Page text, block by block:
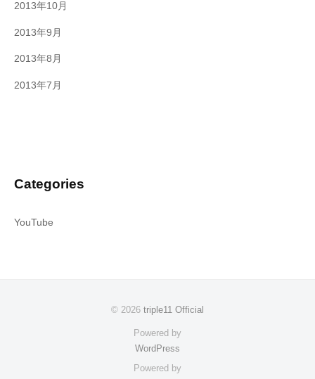
2013年10月
2013年9月
2013年8月
2013年7月
Categories
YouTube
© 2026 triple11 Official
Powered by
WordPress
Powered by